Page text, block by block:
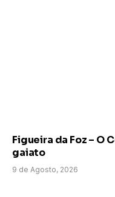
Figueira da Foz – O
gaiato
9 de Agosto, 2026